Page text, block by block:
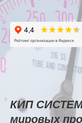
КИП
мировых